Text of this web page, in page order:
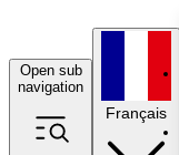
Open sub
navigation
Français